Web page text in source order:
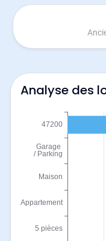
Analyse des